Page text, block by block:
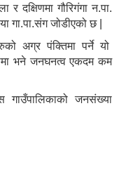
र दक्षिणमा गौरिगंगा न.पा.
गा.पा.संग जोडीएको छ |
अग्र पंक्तिमा पर्ने यो
भने जनघनत्व एकदम कम
जनसंख्या